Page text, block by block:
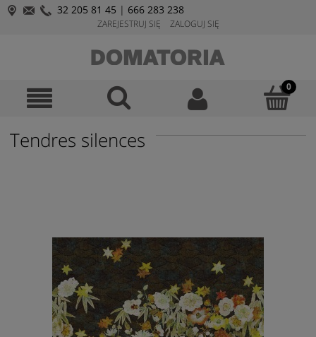
32 205 81 45 | 666 283 238
ZAREJESTRUJ SIĘ ZALOGUJ SIĘ
Tendres silences